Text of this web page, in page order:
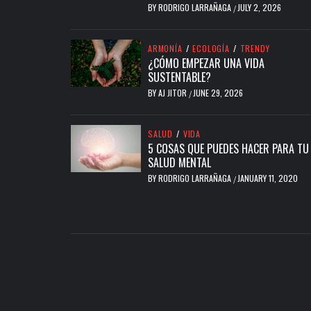
BYRODRIGO LARRAÑAGA /JULY 2, 2026
ARMONÍA / ECOLOGÍA / TRENDY
¿CÓMO EMPEZAR UNA VIDA
SUSTENTABLE?
BYAJ JITOR /JUNE 29, 2026
SALUD / VIDA
5 COSAS QUE PUEDES HACER PARA TU
SALUD MENTAL
BYRODRIGO LARRAÑAGA /JANUARY 11, 2020